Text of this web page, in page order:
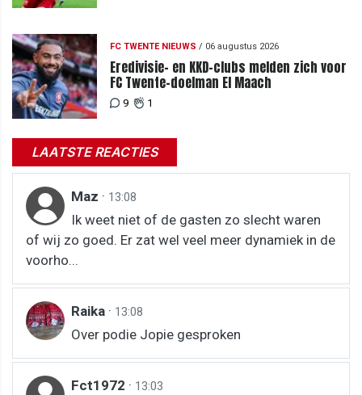
FC TWENTE NIEUWS / 06 augustus 2026
Eredivisie- en KKD-clubs melden zich voor
FC Twente-doelman El Maach
9 1
LAATSTE REACTIES
Maz · 13:08
Ik weet niet of de gasten zo slecht waren
of wij zo goed. Er zat wel veel meer dynamiek in de
voorho...
Raika · 13:08
Over podie Jopie gesproken
Fct1972 · 13:03